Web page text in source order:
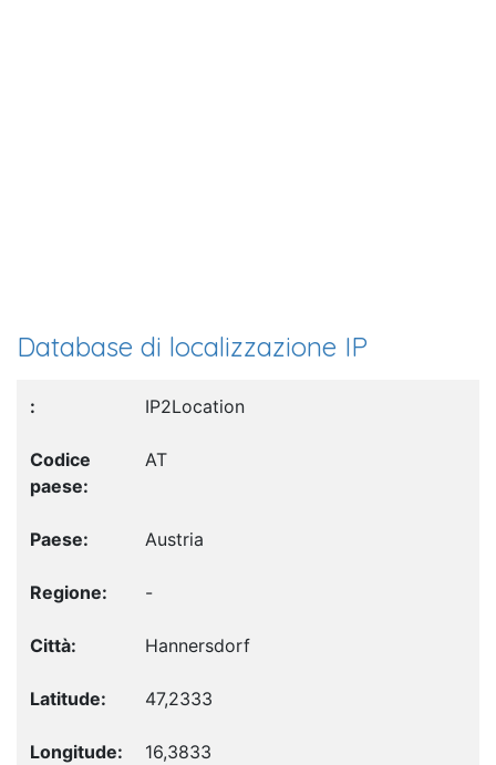
Database di localizzazione IP
IP2Location
AT
Austria
-
Hannersdorf
47,2333
16,3833